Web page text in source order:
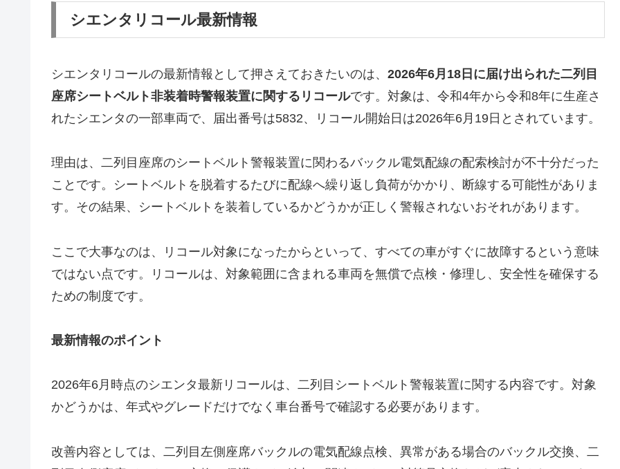
シエンタリコール最新情報
シエンタリコールの最新情報として押さえておきたいのは、 2026年6月18日に届け出られた二列目
座席シートベルト非装着時警報装置に関するリコールです。対象は、令和4年から令和8年に生産さ
れたシエンタの一部車両で、届出番号は5832、リコール開始日は2026年6月19日とされています。
理由は、二列目座席のシートベルト警報装置に関わるバックル電気配線の配索検討が不十分だった
ことです。シートベルトを脱着するたびに配線へ繰り返し負荷がかかり、断線する可能性がありま
す。その結果、シートベルトを装着しているかどうかが正しく警報されないおそれがあります。
ここで大事なのは、リコール対象になったからといって、すべての車がすぐに故障するという意味
ではない点です。リコールは、対象範囲に含まれる車両を無償で点検・修理し、安全性を確保する
ための制度です。
最新情報のポイント
2026年6月時点のシエンタ最新リコールは、二列目シートベルト警報装置に関する内容です。対象
かどうかは、年式やグレードだけでなく車台番号で確認する必要があります。
改善内容としては、二列目左側座席バックルの電気配線点検、異常がある場合のバックル交換、二